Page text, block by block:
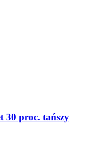
30 proc. tańszy